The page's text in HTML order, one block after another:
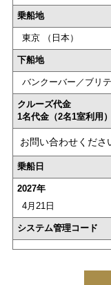
乗船地
東京 （日本）
下船地
バンクーバー／ブリ
クルーズ代金
1名代金（2名1室利用）
お問い合わせくださ
乗船日
2027年
4月21日
システム管理コード